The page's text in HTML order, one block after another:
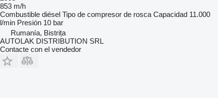
853 m/h
Combustible diésel Tipo de compresor de rosca Capacidad 11.000
l/min Presión 10 bar
Rumanía, Bistrița
AUTOLAK DISTRIBUTION SRL
Contacte con el vendedor